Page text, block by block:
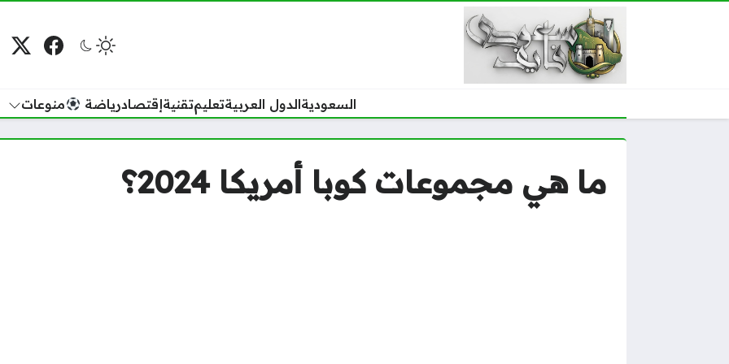
فيسبوك
السعوديةالدول العربيةتعليمتقنيةإقتصادرياضة منوعات
ما هي مجموعات كوبا أمريكا 2024؟